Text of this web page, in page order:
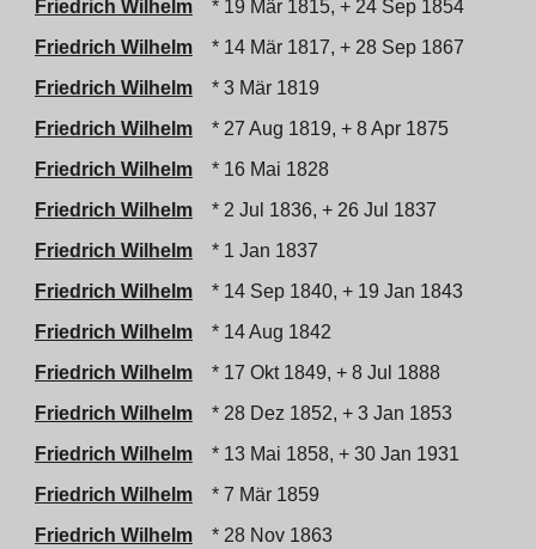
Friedrich Wilhelm
* 19 Mär 1815, + 24 Sep 1854
Friedrich Wilhelm
* 14 Mär 1817, + 28 Sep 1867
Friedrich Wilhelm
* 3 Mär 1819
Friedrich Wilhelm
* 27 Aug 1819, + 8 Apr 1875
Friedrich Wilhelm
* 16 Mai 1828
Friedrich Wilhelm
* 2 Jul 1836, + 26 Jul 1837
Friedrich Wilhelm
* 1 Jan 1837
Friedrich Wilhelm
* 14 Sep 1840, + 19 Jan 1843
Friedrich Wilhelm
* 14 Aug 1842
Friedrich Wilhelm
* 17 Okt 1849, + 8 Jul 1888
Friedrich Wilhelm
* 28 Dez 1852, + 3 Jan 1853
Friedrich Wilhelm
* 13 Mai 1858, + 30 Jan 1931
Friedrich Wilhelm
* 7 Mär 1859
Friedrich Wilhelm
* 28 Nov 1863